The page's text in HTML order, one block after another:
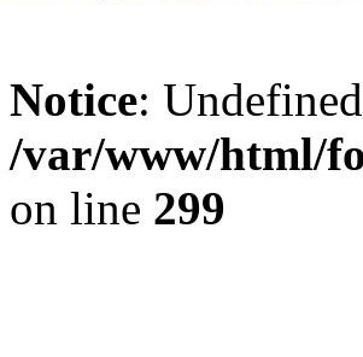
Notice:
/var/www/html/
on line 299